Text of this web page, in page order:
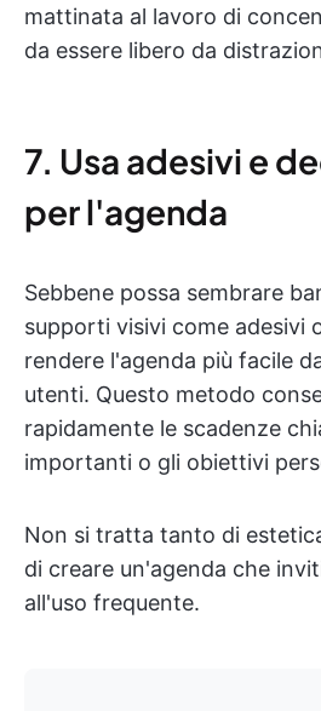
mattinata al lavoro di
da essere libero da
7. Usa adesivi e
per l'agenda
Sebbene possa sembrare
supporti visivi come adesivi
rendere l'agenda più facile
utenti. Questo metodo
rapidamente le scadenze
importanti o gli obiettivi
Non si tratta tanto di
di creare un'agenda che
all'uso frequente.